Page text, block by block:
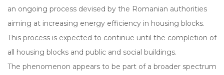
an ongoing process devised by the Romanian authorities
aiming at increasing energy efficiency in housing blocks.
This process is expected to continue until the completion of
all housing blocks and public and social buildings.
The phenomenon appears to be part of a broader spectrum